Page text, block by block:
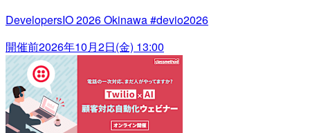
DevelopersIO 2026 Okinawa #devio2026
開催前2026年10月2日(金) 13:00